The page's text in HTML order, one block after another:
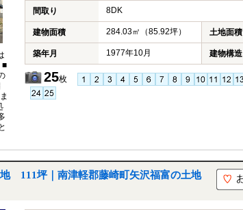
■
間取り 8DK
建物面積 284.03㎡（85.92坪） 土地面積
築年月 1977年10月 建物構造
25枚
111坪｜南津軽郡藤崎町矢沢福富の土地